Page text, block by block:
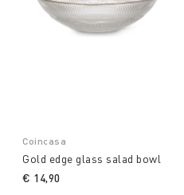
Coincasa
Gold edge glass salad bowl
€ 14,90